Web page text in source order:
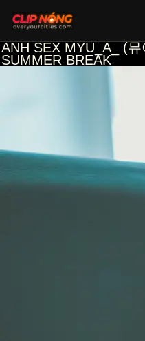
ẢNH SEX MYU_A_ (
SUMMER BREAK